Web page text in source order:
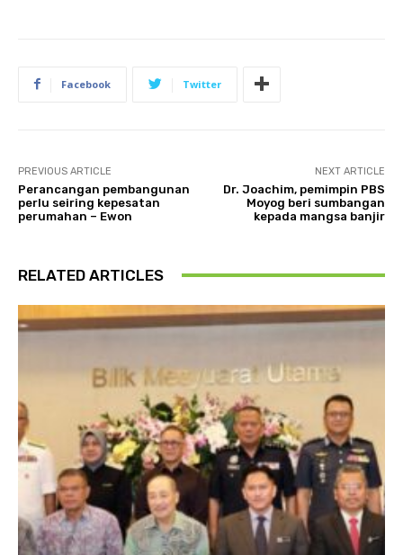
Facebook Twitter
PREVIOUS ARTICLE
Perancangan pembangunan
perlu seiring kepesatan
perumahan – Ewon
NEXT ARTICLE
Dr. Joachim, pemimpin PBS
Moyog beri sumbangan
kepada mangsa banjir
RELATED ARTICLES